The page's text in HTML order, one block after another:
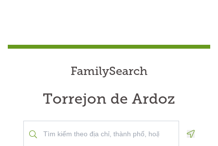
FamilySearch
Torrejon de Ardoz